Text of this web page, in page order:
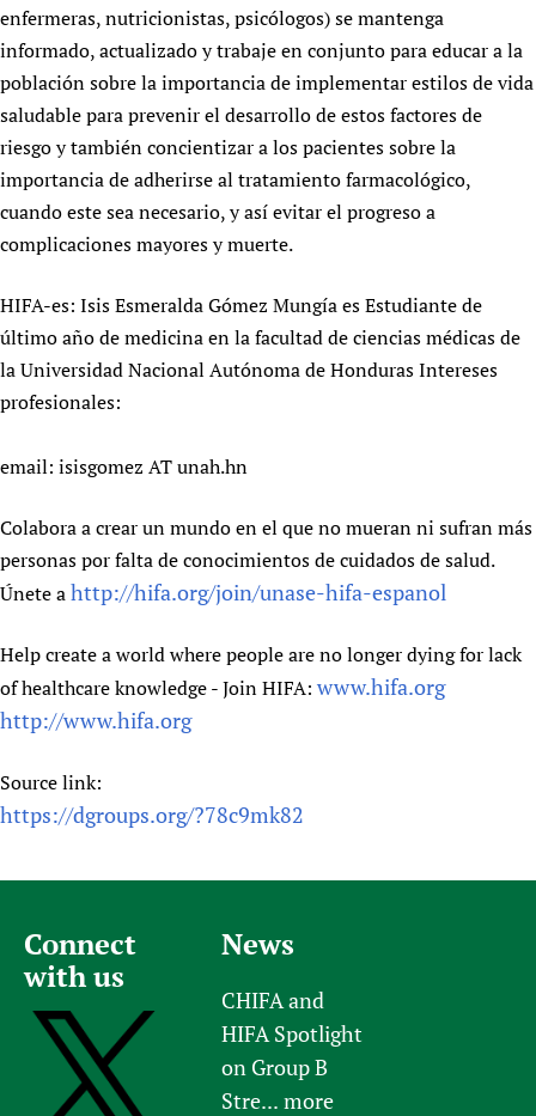
Newborn Care
enfermeras, nutricionistas, psicólogos) se mantenga
informado, actualizado y trabaje en conjunto para educar a la
población sobre la importancia de implementar estilos de vida
saludable para prevenir el desarrollo de estos factores de
riesgo y también concientizar a los pacientes sobre la
importancia de adherirse al tratamiento farmacológico,
cuando este sea necesario, y así evitar el progreso a
complicaciones mayores y muerte.
HIFA-es: Isis Esmeralda Gómez Mungía es Estudiante de
último año de medicina en la facultad de ciencias médicas de
la Universidad Nacional Autónoma de Honduras Intereses
profesionales:
email: isisgomez AT unah.hn
Colabora a crear un mundo en el que no mueran ni sufran más
personas por falta de conocimientos de cuidados de salud.
Únete ahttp://hifa.org/join/unase-hifa-espanol
Help create a world where people are no longer dying for lack
of healthcare knowledge - Join HIFA: www.hifa.org
http://www.hifa.org
Source link:
https://dgroups.org/?78c9mk82
Connect
with us
News
CHIFA and
HIFA Spotlight
on Group B
Stre... more